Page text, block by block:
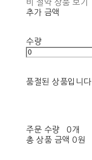
비 절약 상품 보기
추가 금액
수량
품절된 상품입니다.
주문 수량
0개
총 상품 금액 0원